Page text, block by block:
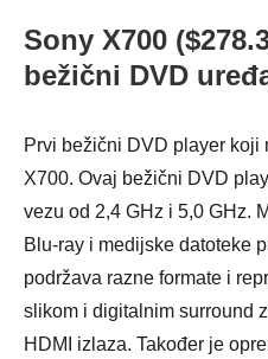
Sony X700
bežični DVD
Prvi bežični DVD player koji
X700. Ovaj bežični DVD
vezu od 2,4 GHz i 5,0 GHz.
Blu-ray i medijske datoteke
podržava razne formate i
slikom i digitalnim surround
HDMI izlaza. Također je